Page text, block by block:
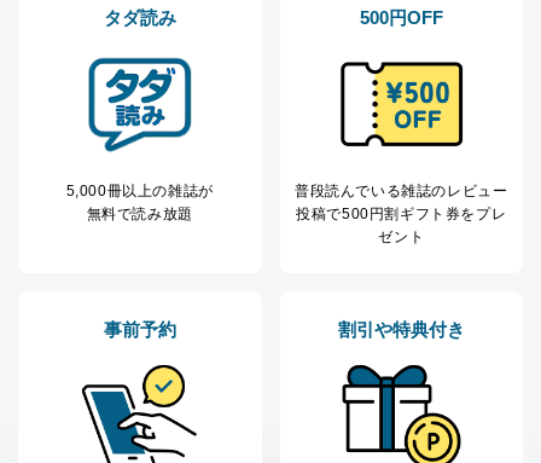
の方の個人情報
個人が特定できない形で取得した
応じた新商品・サービスに関する
当社にお問合わせ
いただいた方の個
お問い合わせ対応、トラブル対
処、オペレーター教育など応対品
カスタマーQ＆Aサイトの投稿内容
の確認のため
ｅメール等によるカスタマーQ＆A
ス、キャンペーン等の広告に関す
4
採用応募者の方の
個人情報
採用選考、ご連絡のため
当社の従業者の個
人情報
人事、総務などの雇用管理等のた
タダ読み
5,000冊以上の雑誌が
無料で読み放題
500円OFF
普段読んでいる雑誌のレビュー
投稿で500円割ギフト券をプレ
ゼント
事前予約 割引や特典付き